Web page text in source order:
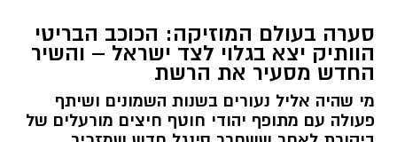
סערה בעולם המוזיקה: הכוכב הבריטי
הוותיק יצא בגלוי לצד ישראל – והשיר
החדש מסעיר את הרשת
מי שהיה אליל נעורים בשנות השמונים ושיתף
פעולה עם מתופף יהודי חוטף חיצים מורעלים של